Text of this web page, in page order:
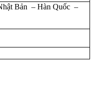
Bản – Hàn Quốc –